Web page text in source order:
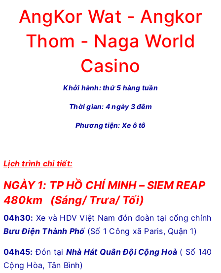
AngKor Wat - Angkor
Thom - Naga World
Casino
Khởi hành: thứ 5 hàng tuần
Thời gian: 4 ngày 3 đêm
Phương tiện: Xe ô tô
Lịch trình chi tiết:
NGÀY 1: TP HỒ CHÍ MINH – SIEM REAP
480km (Sáng/ Trưa/ Tối)
04h30: Xe và HDV Việt Nam đón đoàn tại cổng chính
Bưu Điện Thành Phố(Số 1 Công xã Paris, Quận 1)
04h45: Đón tại Nhà Hát Quân Đội Cộng Hoà ( Số 140
Cộng Hòa, Tân Bình)